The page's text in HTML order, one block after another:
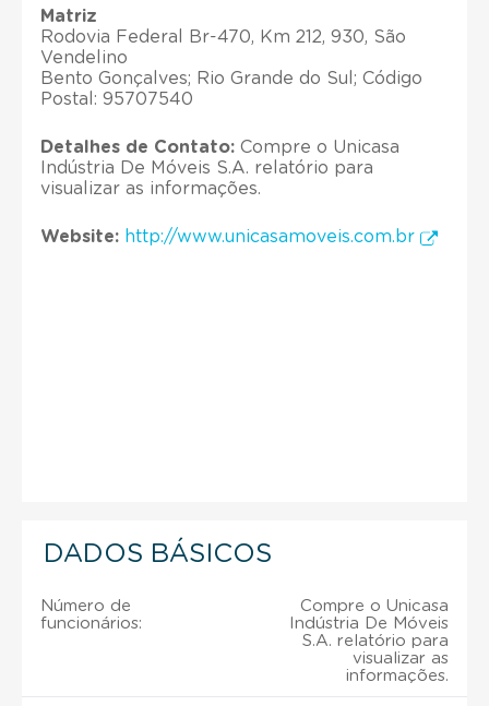
Matriz
Rodovia Federal Br-470, Km 212, 930, São
Vendelino
Bento Gonçalves; Rio Grande do Sul; Código
Postal: 95707540
Detalhes de Contato: Compre o Unicasa
Indústria De Móveis S.A. relatório para
visualizar as informações.
Website: http://www.unicasamoveis.com.br
DADOS BÁSICOS
Número de
funcionários:
Compre o Unicasa
Indústria De Móveis
S.A. relatório para
visualizar as
informações.